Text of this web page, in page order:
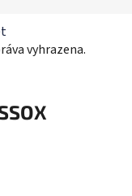
vyhrazena.